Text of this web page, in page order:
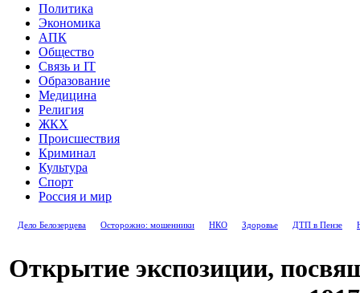
Политика
Экономика
АПК
Общество
Связь и IT
Образование
Медицина
Религия
ЖКХ
Происшествия
Криминал
Культура
Спорт
Россия и мир
Дело Белозерцева Осторожно: мошенники НКО Здоровье ДТП в Пензе
Открытие экспозиции,